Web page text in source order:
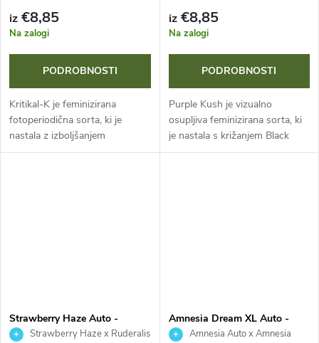
iz €8,85
Na zalogi
PODROBNOSTI
Kritikal-K je feminizirana
fotoperiodična sorta, ki je
nastala z izboljšanjem
legendarne genetike Critical s
iz€8,85
Na zalogi
PODROBNOSTI
Purple Kush je vizualno
osupljiva feminizirana sorta, ki
je nastala s križanjem Black
Domina in Hindu Kush. Ta
Strawberry Haze Auto -
Kannabia Seed Company
Strawberry Haze x Ruderalis
Amnesia Dream XL Auto -
Kannabia Seed Company
Amnesia Auto x Amnesia